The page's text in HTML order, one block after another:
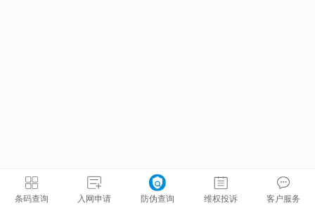
条码查询 入网申请 防伪查询 维权投诉 客户服务